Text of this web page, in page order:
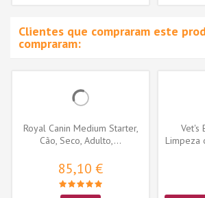
Clientes que compraram este
compraram:
Royal Canin Medium Starter,
Cão, Seco, Adulto,...
85,10 €
Vet's
Limpeza